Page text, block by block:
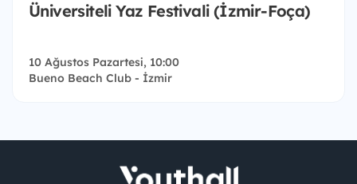
Üniversiteli Yaz Festivali (İzmir-Foça)
10 Ağustos Pazartesi, 10:00
Bueno Beach Club - İzmir